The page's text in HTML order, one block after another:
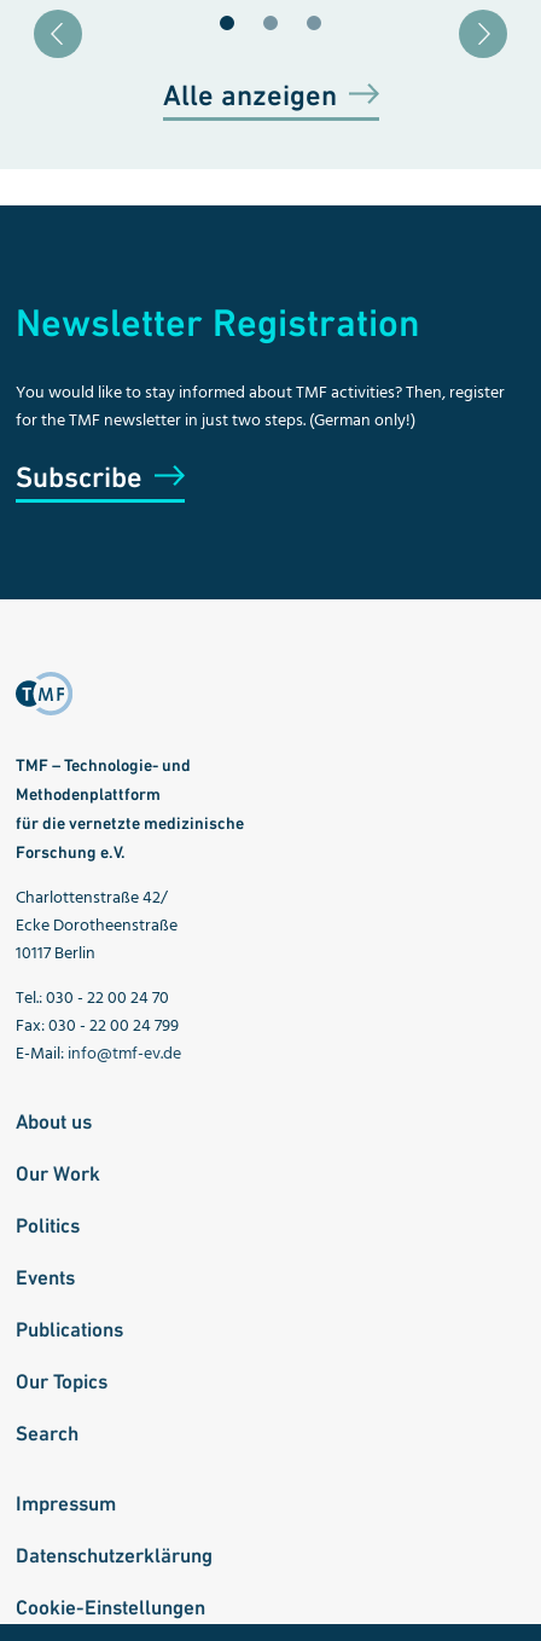
Alle anzeigen
Newsletter Registration
You would like to stay informed about TMF activities? Then, register
for the TMF newsletter in just two steps. (German only!)
Subscribe
TMF – Technologie- und
Methodenplattform
für die vernetzte medizinische
Forschung e.V.
Charlottenstraße 42/
Ecke Dorotheenstraße
10117 Berlin
Tel.: 030 - 22 00 24 70
Fax: 030 - 22 00 24 799
E-Mail:info@tmf-ev.de
About us
Our Work
Politics
Events
Publications
Our Topics
Search
Impressum
Datenschutzerklärung
Cookie-Einstellungen